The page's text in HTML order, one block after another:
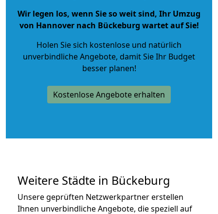
Wir legen los, wenn Sie so weit sind, Ihr Umzug
von Hannover nach Bückeburg wartet auf Sie!
Holen Sie sich kostenlose und natürlich
unverbindliche Angebote, damit Sie Ihr Budget
besser planen!
Kostenlose Angebote erhalten
Weitere Städte in Bückeburg
Unsere geprüften Netzwerkpartner erstellen
Ihnen unverbindliche Angebote, die speziell auf